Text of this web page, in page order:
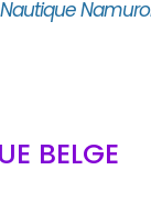
BELGE